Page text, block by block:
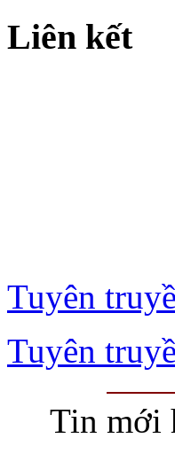
Liên kết
Tuyên
Tuyên
Tin mới